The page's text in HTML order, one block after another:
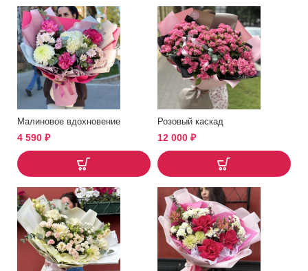
Малиновое вдохновение
4 590 ₽
Розовый каскад
12 000 ₽